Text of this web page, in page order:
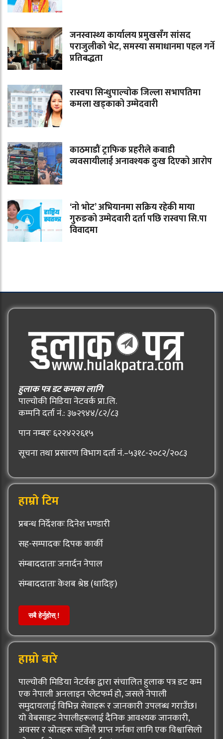
जनस्वास्थ्य कार्यालय प्रमुखसँग सांसद
पराजुलीको भेट, समस्या समाधानमा पहल गर्ने
प्रतिबद्धता
रास्वपा सिन्धुपाल्चोक जिल्ला सभापतिमा
कमला खड्काको उम्मेदवारी
काठमाडौं ट्राफिक प्रहरीले कबाडी
व्यवसायीलाई अनावश्यक दुःख दिएको आरोप
‘नो भोट’ अभियानमा सक्रिय रहेकी माया
गुरुङको उम्मेदवारी दर्ता पछि रास्वपा सि.पा
विवादमा
हुलाक पत्र डट कमका लागि
पाल्चोकी मिडिया नेटवर्क प्रा.लि.
कम्पनि दर्ता नं.: ३७२९४४/८२/८३
पान नम्बरः ६२२४२२६१५
सूचना तथा प्रसारण विभाग दर्ता नं.–५३१८-२०८२/२०८३
हाम्रो टिम
प्रबन्ध निर्देशकः दिनेश भण्डारी
सह-सम्पादकः दिपक कार्की
संम्बाददाताः जनार्दन नेपाल
संम्बाददाताः केशब श्रेष्ठ (धादिङ्)
सबै हेर्नुहोस् !
हाम्रो बारे
पाल्चोकी मिडिया नेटर्वक द्वारा संचालित हुलाक पत्र डट कम
एक नेपाली अनलाइन प्लेटफर्म हो, जसले नेपाली
समुदायलाई विभिन्न सेवाहरू र जानकारी उपलब्ध गराउँछ।
यो वेबसाइट नेपालीहरूलाई दैनिक आवश्यक जानकारी,
अवसर र स्रोतहरू सजिलै प्राप्त गर्नका लागि एक विश्वासिलो